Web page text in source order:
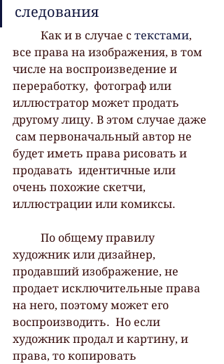
следования
Как и в случае с текстами,
все права на изображения, в том
числе на воспроизведение и
переработку,  фотограф или
иллюстратор может продать
другому лицу. В этом случае даже
сам первоначальный автор не
будет иметь права рисовать и
продавать  идентичные или
очень похожие скетчи,
иллюстрации или комиксы.
художник или дизайнер,
продавший изображение, не
продает исключительные права
на него, поэтому может его
воспроизводить.  Но если
художник продал и картину, и
права, то копировать